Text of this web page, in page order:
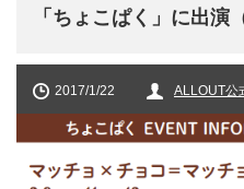
「ちょこぱく」に出演
2017/1/22 ALLOUT公